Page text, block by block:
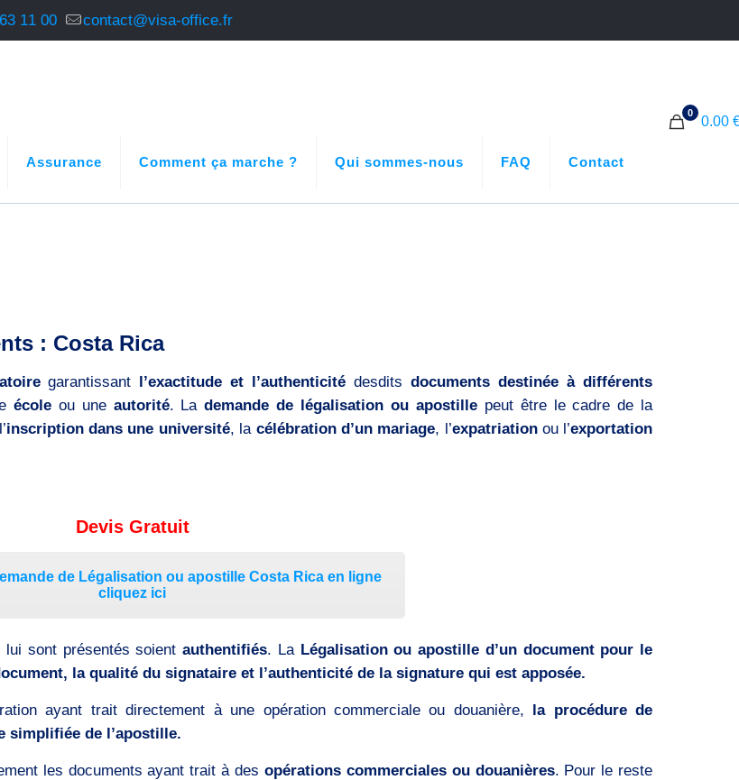
11 00 contact@visa-office.fr
Assurance Comment ça marche ? Qui sommes-nous FAQ Contact
0
0.00
: Costa Rica
garantissant l’exactitude et l’authenticité desditsdocuments destinée à différents
écoleou une autorité. Lademande de légalisation ou apostillepeut être le cadre de la
inscription dans une université, la célébration d’un mariage, l’expatriationou l’exportation
Devis Gratuit
de Légalisation ou apostille Costa Rica en ligne
cliquez ici
lui sont présentés soientauthentifiés. La Légalisation ou apostille d’un document pour le
la qualité du signataire et l’authenticité de la signature qui est apposée.
ayant trait directement à une opération commerciale ou douanière, la procédure de
simplifiée de l’apostille.
les documents ayant trait à des opérations commerciales ou douanières. Pour le reste